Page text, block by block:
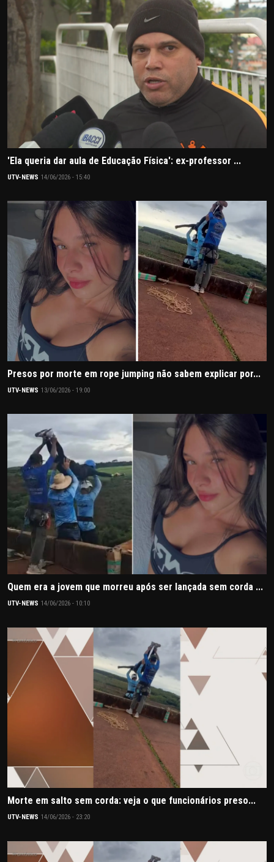
'Ela queria dar aula de Educação Física': ex-professor ...
UTV-NEWS 14/06/2026 - 15:40
Presos por morte em rope jumping não sabem explicar por...
UTV-NEWS 13/06/2026 - 19:00
Quem era a jovem que morreu após ser lançada sem corda ...
UTV-NEWS 14/06/2026 - 10:10
Morte em salto sem corda: veja o que funcionários preso...
UTV-NEWS 14/06/2026 - 23:20